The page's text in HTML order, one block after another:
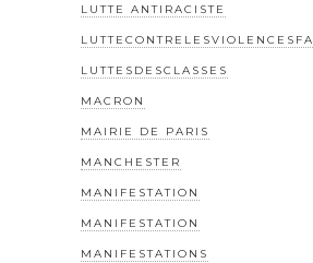
LUTTE ANTIRACISTE
LUTTESDESCLASSES
MACRON
MAIRIE DE PARIS
MANCHESTER
MANIFESTATION
MANIFESTATION
MANIFESTATIONS